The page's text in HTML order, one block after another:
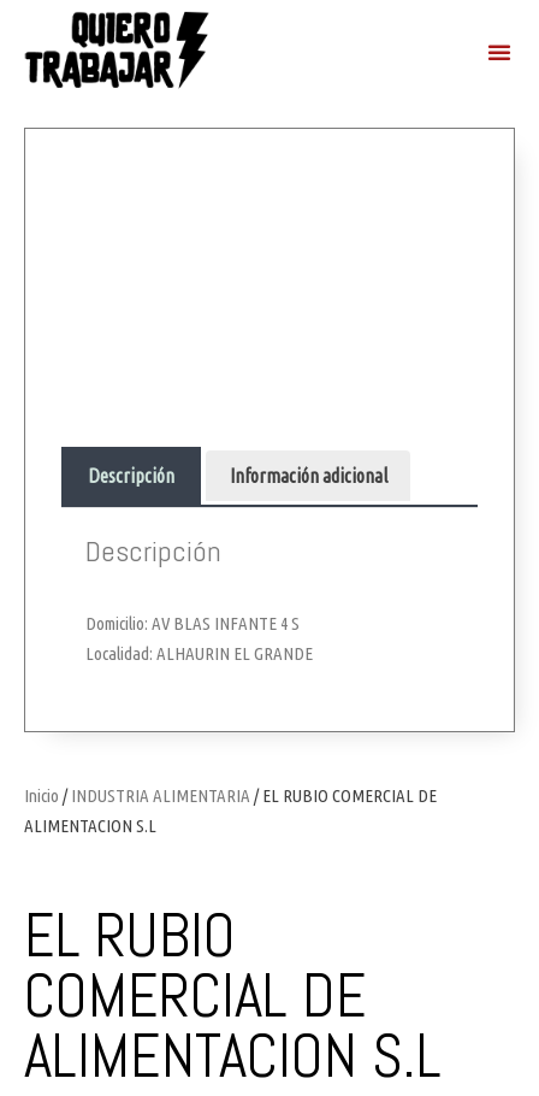
Inicio /INDUSTRIA ALIMENTARIA / EL RUBIO COMERCIAL DE
ALIMENTACION S.L
EL RUBIO
COMERCIAL DE
ALIMENTACION S.L
Descripción Información adicional
Descripción
Domicilio: AV BLAS INFANTE 4 S
Localidad: ALHAURIN EL GRANDE